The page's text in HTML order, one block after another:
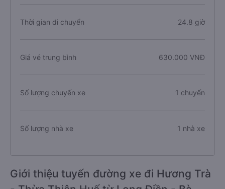
Thời gian di chuyển 24.8 giờ
Giá vé trung bình 630.000 VNĐ
Số lượng chuyến xe 1 chuyến
Số lượng nhà xe 1 nhà xe
Giới thiệu tuyến đường xe đi Hương Trà